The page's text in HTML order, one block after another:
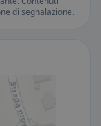
di segnalazione.